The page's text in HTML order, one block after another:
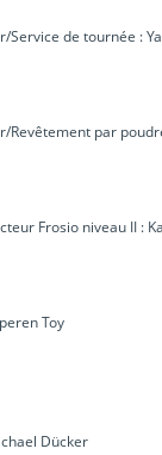
de tournée :
par
Frosio niveau II :
Toy
Dücker